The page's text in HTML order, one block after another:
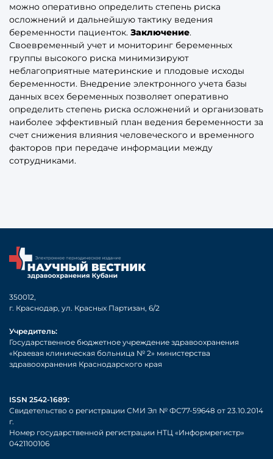
можно оперативно определить степень риска
осложнений и дальнейшую тактику ведения
беременности пациенток. Заключение.
Своевременный учет и мониторинг беременных
группы высокого риска минимизируют
неблагоприятные материнские и плодовые исходы
беременности. Внедрение электронного учета базы
данных всех беременных позволяет оперативно
определить степень риска осложнений и организовать
наиболее эффективный план ведения беременности за
счет снижения влияния человеческого и временного
факторов при передаче информации между
сотрудниками.
350012,
г. Краснодар, ул. Красных Партизан, 6/2
Учредитель:
Государственное бюджетное учреждение здравоохранения
«Краевая клиническая больница № 2» министерства
здравоохранения Краснодарского края
ISSN 2542-1689:
Свидетельство о регистрации СМИ Эл № ФС77-59648 от 23.10.2014
г.
Номер государственной регистрации НТЦ «Информрегистр»
0421100106